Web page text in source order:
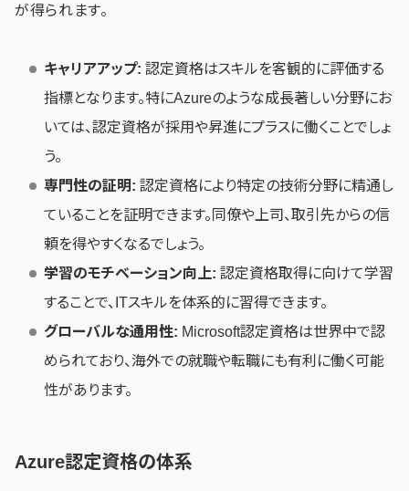
が得られます。
キャリアアップ: 認定資格はスキルを客観的に評価する
指標となります。特にAzureのような成長著しい分野にお
いては、認定資格が採用や昇進にプラスに働くことでしょ
う。
専門性の証明: 認定資格により特定の技術分野に精通し
ていることを証明できます。同僚や上司、取引先からの信
頼を得やすくなるでしょう。
学習のモチベーション向上: 認定資格取得に向けて学習
することで、ITスキルを体系的に習得できます。
グローバルな通用性: Microsoft認定資格は世界中で認
められており、海外での就職や転職にも有利に働く可能
性があります。
Azure認定資格の体系